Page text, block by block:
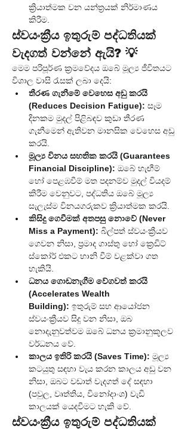
ක්‍රියාත්මක වන යන්ත්‍රයක් නිර්මාණය
කිරීම.
ස්වයංක්‍රීය ඉතුරුම් පද්ධතියක්
වැදගත් වන්නේ ඇයි? 💡
මෙම පරිපූර්ණ ක්‍රමවේදය ඔබේ මූල්‍ය ජීවිතයට
විශාල වාසි රැසක් ලබා දෙයි:
තීරණ ගැනීමේ වෙහෙස අඩු කරයි
(Reduces Decision Fatigue): සෑම
දිනකම මුදල් පිළිබඳව කුඩා තීරණ
ගැනීමෙන් ඇතිවන මානසික වෙහෙස අඩු
කරයි.
මූල්‍ය විනය සහතික කරයි (Guarantees
Financial Discipline): ඔබේ හැඟීම්
හෝ පෙළඹවීම් මත පදනම්ව මුදල් වියදම්
කිරීම වෙනුවට, පද්ධතිය ඔබේ මූල්‍ය
සැලැස්ම විනයගරුකව ක්‍රියාත්මක කරයි.
කිසිදු ගෙවීමක් අතපසු නොවේ (Never
Miss a Payment): බිල්පත් ස්වයංක්‍රීයව
ගෙවන නිසා, ප්‍රමාද ගාස්තු හෝ ක්‍රෙඩිට්
ස්කෝර් එකට හානි වීම් වළක්වා ගත
හැකියි.
ධනය ගොඩනැගීම වේගවත් කරයි
(Accelerates Wealth
Building): ඉතුරුම් සහ ආයෝජන
ස්වයංක්‍රීයව සිදු වන නිසා, ඔබ
නොදැනුවත්වම ඔබේ ධනය ක්‍රමානුකූලව
වර්ධනය වේ.
කාලය ඉතිරි කරයි (Saves Time): මූල්‍ය
කටයුතු සඳහා වැය කරන කාලය අඩු වන
නිසා, ඔබට වඩාත් වැදගත් දේ සඳහා
(පවුල, වෘත්තිය, විනෝදාංශ) වැඩි
කාලයක් යෙදවීමට හැකි වේ.
ස්වයංක්‍රීය ඉතුරුම් පද්ධතියක්